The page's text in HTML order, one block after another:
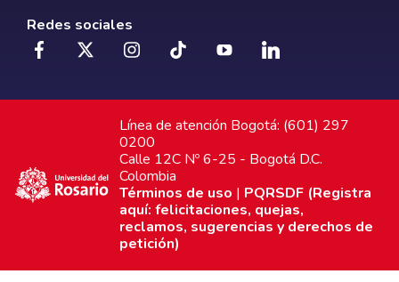
Redes sociales
Línea de atención Bogotá: (601) 297
0200
Calle 12C Nº 6-25 - Bogotá D.C.
Colombia
Términos de uso | PQRSDF (Registra
aquí: felicitaciones, quejas,
reclamos, sugerencias y derechos de
petición)